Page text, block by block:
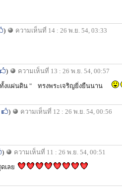
) ความเห็นที่ 14 : 26 พ.ย. 54, 03:33
) ความเห็นที่ 13 : 26 พ.ย. 54, 00:57
ทั้งแผ่นดิน " ทรงพระเจริญยิ่งยืนนาน
) ความเห็นที่ 12 : 26 พ.ย. 54, 00:56
) ความเห็นที่ 11 : 26 พ.ย. 54, 00:51
เลย